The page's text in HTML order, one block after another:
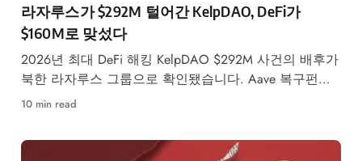
라자루스가 $292M 털어간 KelpDAO, DeFi가
$160M로 맞섰다
2026년 최대 DeFi 해킹 KelpDAO $292M 사건의 배후가
북한 라자루스 그룹으로 확인됐습니다. Aave 복구펀드
$160M 조성, DeFi 생태계 반격 총정리.
10 min read